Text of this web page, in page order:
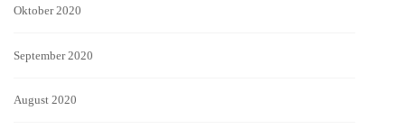
Oktober 2020
September 2020
August 2020